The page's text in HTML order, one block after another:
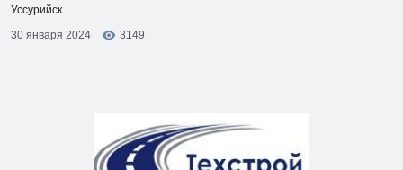
Уссурийск
30 января 2024
3149